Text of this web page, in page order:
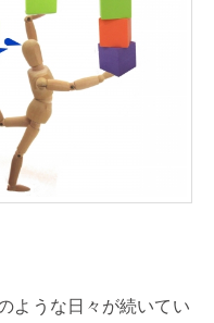
ような日々が続いてい